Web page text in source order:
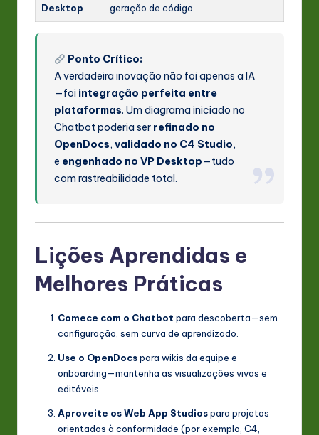
Desktop
geração de código
Ponto Crítico:
A verdadeira inovação não foi apenas a IA
—foi integração perfeita entre
plataformas. Um diagrama iniciado no
Chatbot poderia ser refinado no
OpenDocs,validado no C4 Studio,
e engenhado no VP Desktop—tudo
com rastreabilidade total.
Lições Aprendidas e
Melhores Práticas
Comece com o Chatbot para descoberta—sem
configuração, sem curva de aprendizado.
Use o OpenDocspara wikis da equipe e
onboarding—mantenha as visualizações vivas e
editáveis.
Aproveite os Web App Studiospara projetos
orientados à conformidade (por exemplo, C4,